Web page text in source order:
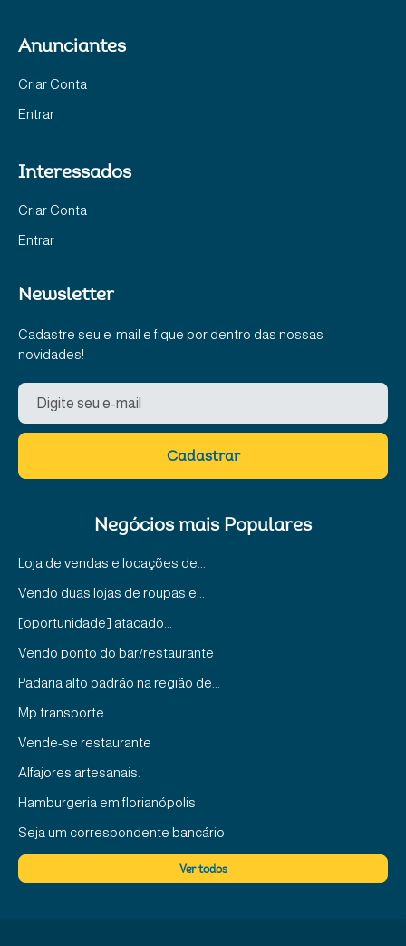
Anunciantes
Criar Conta
Entrar
Interessados
Criar Conta
Entrar
Newsletter
Cadastre seu e-mail e fique por dentro das nossas
novidades!
Cadastrar
Negócios mais Populares
Loja de vendas e locações de...
Vendo duas lojas de roupas e...
[oportunidade] atacado...
Vendo ponto do bar/restaurante
Padaria alto padrão na região de...
Mp transporte
Vende-se restaurante
Alfajores artesanais.
Hamburgeria em florianópolis
Seja um correspondente bancário
Vende-se mercado em caçapava
Ver todos